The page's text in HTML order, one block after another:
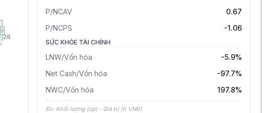
'26
'26
P/NCAV
0.67
P/NCPS
-1.06
SỨC KHỎE TÀI CHÍNH
LNW/Vốn hóa
-5.9%
Net Cash/Vốn hóa
-97.7%
NWC/Vốn hóa
197.8%
Đv: Khối lượng (cp) - Giá trị (tỉ VNĐ)